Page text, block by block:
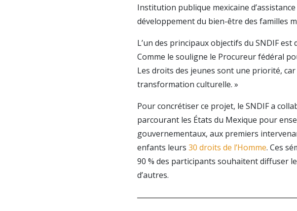
Institution publique mexicaine
développement du bien-être des familles
L’un des principaux objectifs du SNDIF
Comme le souligne le Procureur fédéral
Les droits des jeunes sont une priorité,
transformation culturelle. »
Pour concrétiser ce projet, le SNDIF a
parcourant les États du Mexique pour
gouvernementaux, aux premiers
enfants leurs30 droits de l’Homme. Ces
90 % des participants souhaitent diffuser
d’autres.